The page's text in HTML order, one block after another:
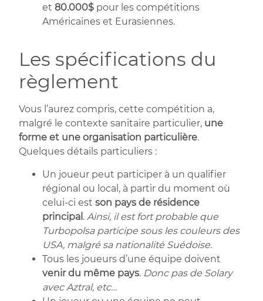
et80.000$ pour les compétitions
Américaines et Eurasiennes.
Les spécifications du
règlement
Vous l’aurez compris, cette compétition a,
malgré le contexte sanitaire particulier, une
forme et une organisation particulière.
Quelques détails particuliers :
Un joueur peut participer à un qualifier
régional ou local, à partir du moment où
celui-ci estson pays de résidence
principal . Ainsi, il est fort probable que
Turbopolsa participe sous les couleurs des
USA, malgré sa nationalité Suédoise.
Tous les joueurs d’une équipe doivent
venir du même pays. Donc pas de Solary
avec Aztral, etc…